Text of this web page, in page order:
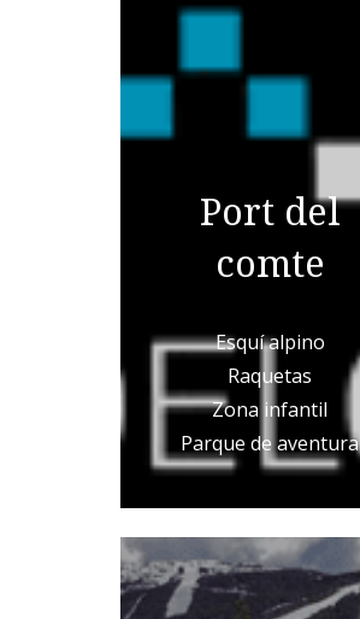
Port del
comte
Esquí alpino
Raquetas
Zona infantil
Parque de aventura